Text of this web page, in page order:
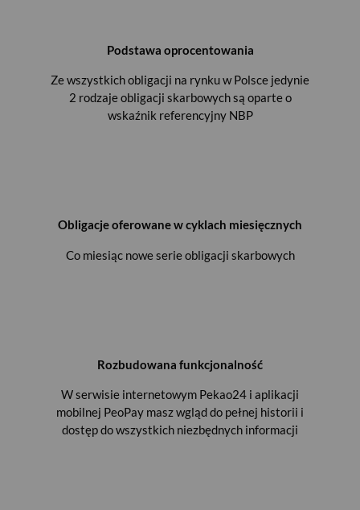
Podstawa oprocentowania
Ze wszystkich obligacji na rynku w Polsce jedynie
2 rodzaje obligacji skarbowych są oparte o
wskaźnik referencyjny NBP
Obligacje oferowane w cyklach miesięcznych
Co miesiąc nowe serie obligacji skarbowych
Rozbudowana funkcjonalność
W serwisie internetowym Pekao24 i aplikacji
mobilnej PeoPay masz wgląd do pełnej historii i
dostęp do wszystkich niezbędnych informacji